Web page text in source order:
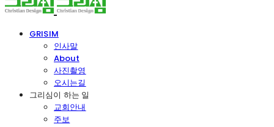
GRISIM
인사말
About
사진촬영
오시는길
그리심이 하는 일
교회안내
주보